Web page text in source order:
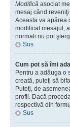
Modifică asociat
mesaj când
Aceasta va apărea
modificat mesajul,
normali nu pot
Sus
Cum pot să îmi
Pentru a adăuga o
creată, puteţi să
Puteţi, de
profil. Dacă
respectivă din
Sus